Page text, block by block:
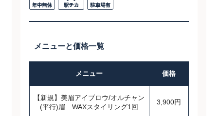
メニューと価格一覧
メニュー 価格
【新規】美眉アイブロウ/オルチャン
(平行)眉 WAXスタイリング1回
3,900円